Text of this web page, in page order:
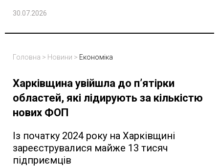
30.07.2026
Головна > Новини > Економіка
Харківщина увійшла до пʼятірки
областей, які лідирують за кількістю
нових ФОП
Із початку 2024 року на Харківщині
зареєструвалися майже 13 тисяч
підприємців